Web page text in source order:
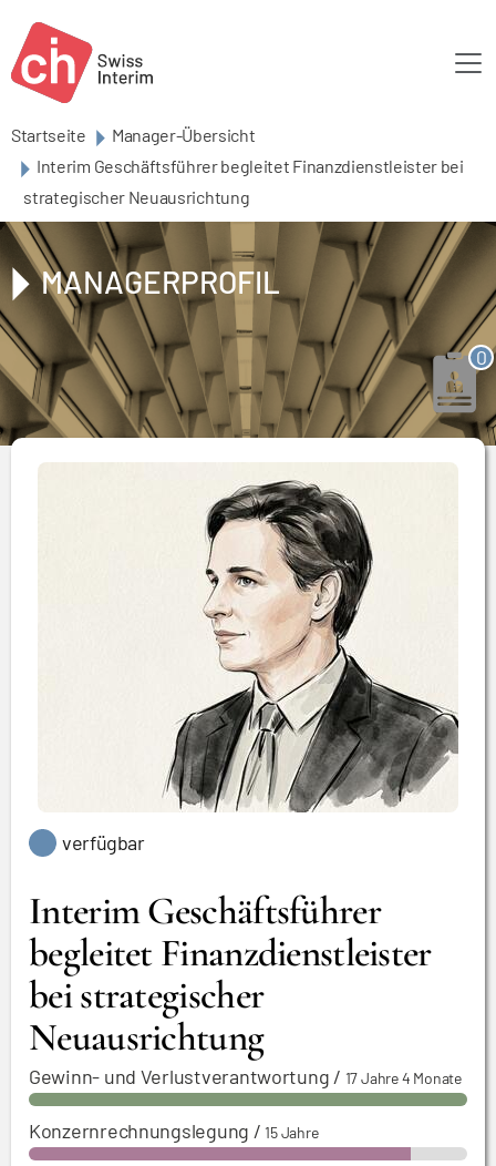
Startseite
Manager-Übersicht
Interim Geschäftsführer begleitet Finanzdienstleister bei
strategischer Neuausrichtung
MANAGERPROFIL
0
verfügbar
Interim Geschäftsführer
begleitet Finanzdienstleister
bei strategischer
Neuausrichtung
Gewinn- und Verlustverantwortung / 17 Jahre 4 Monate
Konzernrechnungslegung /15 Jahre